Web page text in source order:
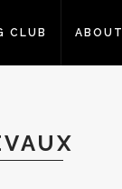
CLUB ABOUT